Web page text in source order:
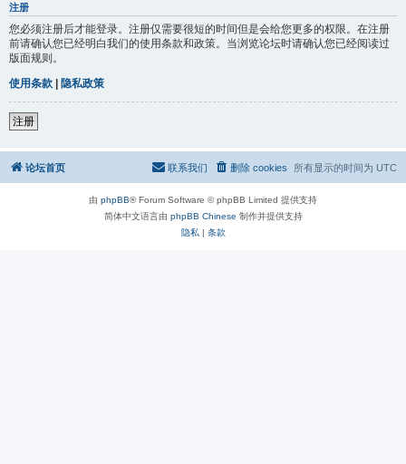
注册
您必须注册后才能登录。注册仅需要很短的时间但是会给您更多的权限。在注册
前请确认您已经明白我们的使用条款和政策。当浏览论坛时请确认您已经阅读过
版面规则。
使用条款 | 隐私政策
注册
论坛首页 所有显示的时间为 UTC
删除 cookies
联系我们
由 phpBB® Forum Software © phpBB Limited 提供支持
简体中文语言由 phpBB Chinese 制作并提供支持
隐私 | 条款